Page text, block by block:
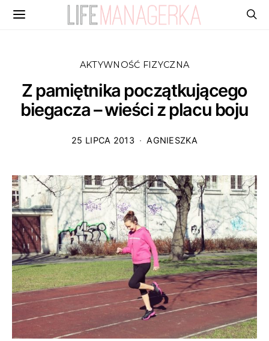
AKTYWNOŚĆ FIZYCZNA
Z pamiętnika początkującego
biegacza – wieści z placu boju
25 LIPCA 2013 AGNIESZKA